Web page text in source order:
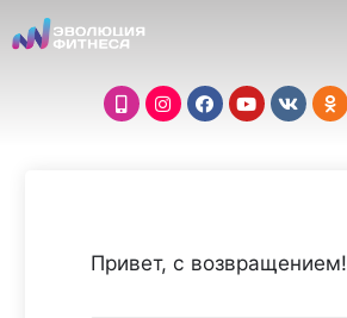
Привет, с возвращением!